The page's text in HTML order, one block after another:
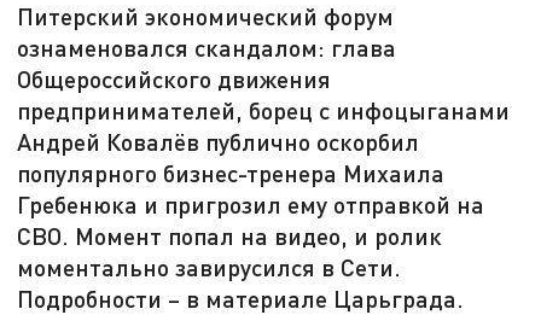
Питерский экономический форум
ознаменовался скандалом: глава
Общероссийского движения
предпринимателей, борец с инфоцыганами
Андрей Ковалёв публично оскорбил
популярного бизнес-тренера Михаила
Гребенюка и пригрозил ему отправкой на
СВО. Момент попал на видео, и ролик
моментально завирусился в Сети.
Подробности – в материале Царьграда.